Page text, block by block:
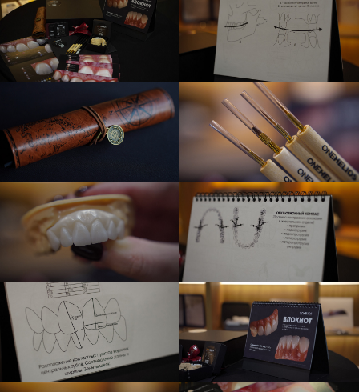
5/1
г. Москва, ул. Талалихина 33а
АНО «ЦНИ «АЛТОР»
ОГРН: 1216300033256,
ИНН: 6382083977,
Лицензия: № Л035-01213-63/00756830
Наши социальные сети
Instagram* руководителя
@akulova1990
*Деятельность Meta (соцсети Instagram)
признана экстремистской и запрещена на
территории Российской Федерации.
Instagram* учебного центра
@helios_dental_corses
Телеграм-канал учебного
центра
@helios_dental